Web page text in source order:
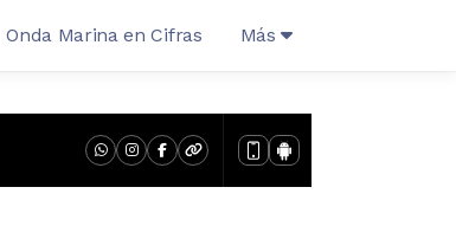
Onda Marina en Cifras Más